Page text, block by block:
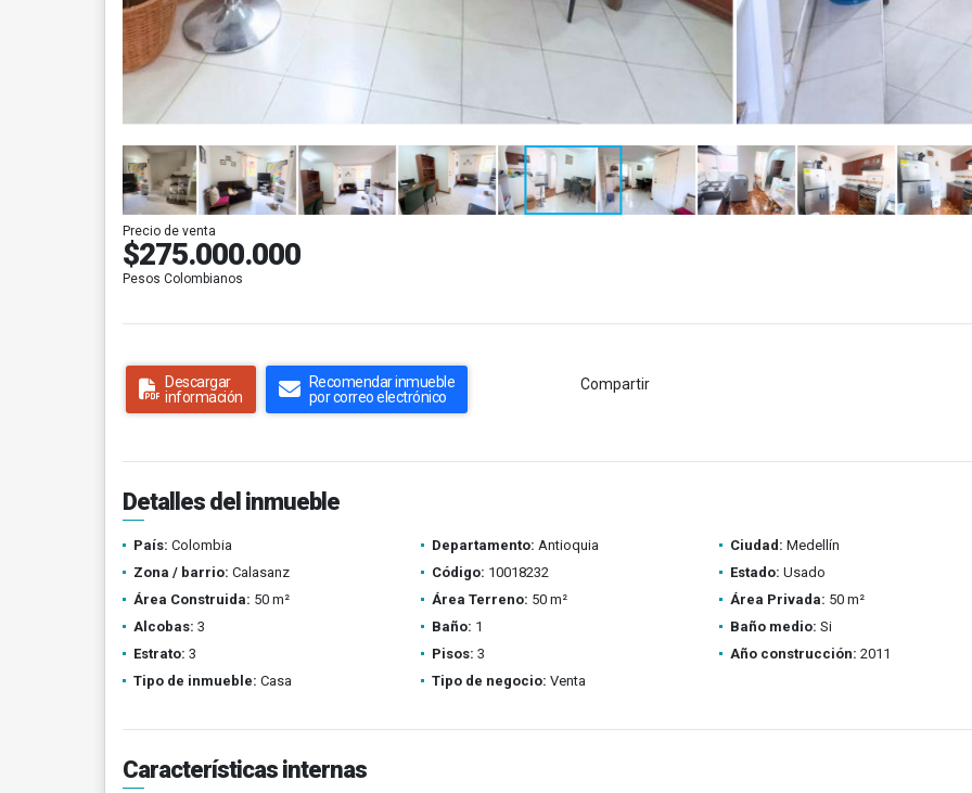
Precio de venta
$275.000.000
Pesos Colombianos
Descargar
información
Recomendar inmueble
por correo electrónico
Compartir
Detalles del inmueble
País: Colombia Departamento: Antioquia Ciudad: Medellín
Zona / barrio: Calasanz Código: 10018232 Estado: Usado
Área Construida: 50 m² Área Terreno: 50 m² Área Privada: 50 m²
Alcobas: 3 Baño: 1 Baño medio: Si
Estrato: 3 Pisos: 3 Año construcción: 2011
Tipo de inmueble: Casa Tipo de negocio: Venta
Características internas